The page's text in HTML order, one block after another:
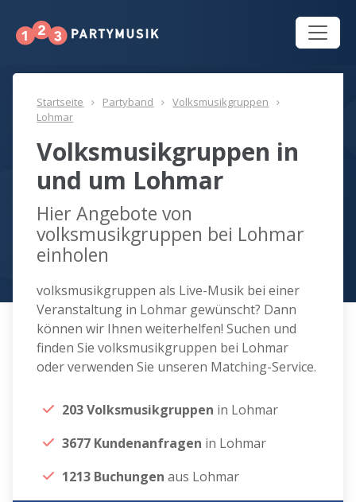
Startseite Partyband
Volksmusikgruppen
Lohmar
Volksmusikgruppen in
und um Lohmar
Hier Angebote von
volksmusikgruppen bei Lohmar
einholen
volksmusikgruppen als Live-Musik bei einer
Veranstaltung in Lohmar gewünscht? Dann
können wir Ihnen weiterhelfen! Suchen und
finden Sie volksmusikgruppen bei Lohmar
oder verwenden Sie unseren Matching-Service.
203 Volksmusikgruppen in Lohmar
3677 Kundenanfragen in Lohmar
1213 Buchungen aus Lohmar